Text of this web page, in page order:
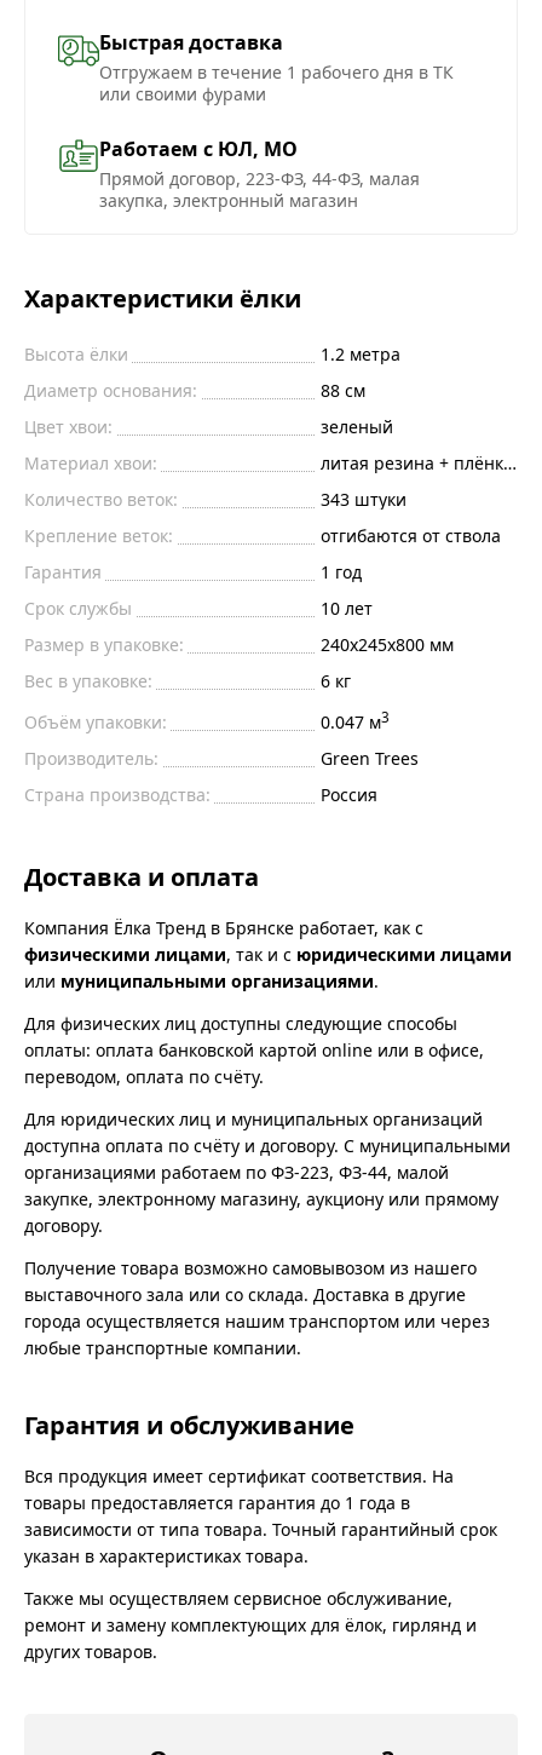
Быстрая доставка
Отгружаем в течение 1 рабочего дня в ТК
или своими фурами
Работаем с ЮЛ, МО
Прямой договор, 223-ФЗ, 44-ФЗ, малая
закупка, электронный магазин
Характеристики ёлки
Высота ёлки 1.2 метра
Диаметр основания:
88 см
Цвет хвои:
зеленый
Материал хвои:
литая резина + плёнка
Количество веток:
343 штуки
Крепление веток:
отгибаются от ствола
Гарантия
1 год
Срок службы
10 лет
Размер в упаковке:
240х245х800 мм
Вес в упаковке:
6 кг
Объём упаковки:
0.047 м3
Производитель:
Green Trees
Страна производства:
Россия
Доставка и оплата
Компания Ёлка Тренд в Брянске работает, как с
физическими лицами, так и с юридическими лицами
или муниципальными организациями.
Для физических лиц доступны следующие способы
оплаты: оплата банковской картой online или в офисе,
переводом, оплата по счёту.
Для юридических лиц и муниципальных организаций
доступна оплата по счёту и договору. С муниципальными
организациями работаем по ФЗ-223, ФЗ-44, малой
закупке, электронному магазину, аукциону или прямому
договору.
Получение товара возможно самовывозом из нашего
выставочного зала или со склада. Доставка в другие
города осуществляется нашим транспортом или через
любые транспортные компании.
Гарантия и обслуживание
Вся продукция имеет сертификат соответствия. На
товары предоставляется гарантия до 1 года в
зависимости от типа товара. Точный гарантийный срок
указан в характеристиках товара.
Также мы осуществляем сервисное обслуживание,
ремонт и замену комплектующих для ёлок, гирлянд и
других товаров.